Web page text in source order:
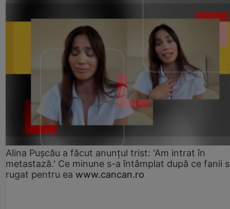
Alina Pușcău a făcut anunțul trist: 'Am intrat în
metastază.' Ce minune s-a întâmplat după ce fanii
rugat pentru ea www.cancan.ro